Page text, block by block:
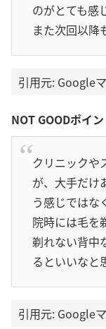
のがとても感
また次回以降
引用元: Google
NOT GOODポイン
クリニックや
が、大手だけ
う感じではな
院時には毛を
剃れない背中
るといいなと
引用元: Google